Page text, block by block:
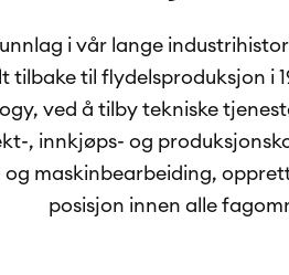
i vår lange
tilbake til flydelsproduksjon i
ved å tilby tekniske
, innkjøps- og
og maskinbearbeiding,
posisjon innen alle